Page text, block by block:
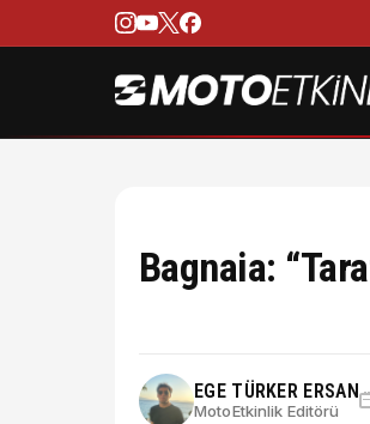
Bagnaia:
EGE TÜRKER ERSAN
MotoEtkinlik Editörü